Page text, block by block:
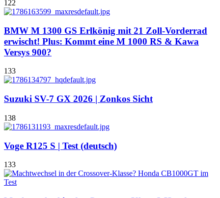
122
BMW M 1300 GS Erlkönig mit 21 Zoll-Vorderrad
erwischt! Plus: Kommt eine M 1000 RS & Kawa
Versys 900?
133
Suzuki SV-7 GX 2026 | Zonkos Sicht
138
Voge R125 S | Test (deutsch)
133